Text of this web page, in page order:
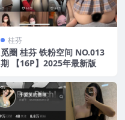
桂芬
觅圈 桂芬 铁粉空间 NO.013
期 【16P】2025年最新版